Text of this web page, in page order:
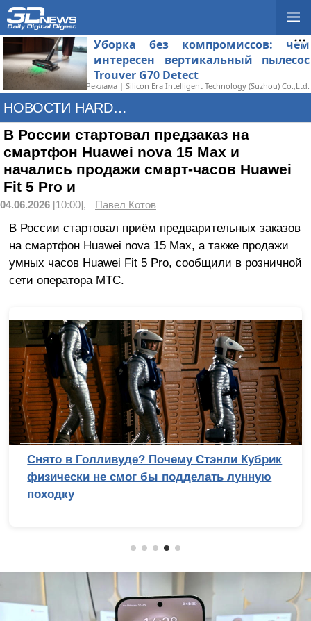
Уборка без компромиссов: чем
интересен вертикальный пылесос
Trouver G70 Detect
Реклама | Silicon Era Intelligent Technology (Suzhou) Co.,Ltd.
НОВОСТИ HARDWARE
В России стартовал предзаказ на
смартфон Huawei nova 15 Max и
начались продажи смарт-часов Huawei
Fit 5 Pro и
04.06.2026 [10:00], Павел Котов
В России стартовал приём предварительных заказов
на смартфон Huawei nova 15 Max, а также продажи
умных часов Huawei Fit 5 Pro, сообщили в розничной
сети оператора МТС.
Снято в Голливуде? Почему Стэнли Кубрик
физически не смог бы подделать лунную
походку